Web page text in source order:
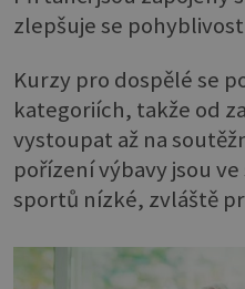
zlepšuje se
Kurzy pro dospělé se
kategoriích, takže od
vystoupat až na
pořízení výbavy jsou
sportů nízké, zvláště